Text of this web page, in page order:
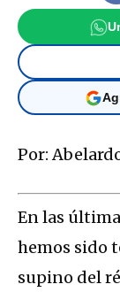
Por:
En las
hemos sido
supino del